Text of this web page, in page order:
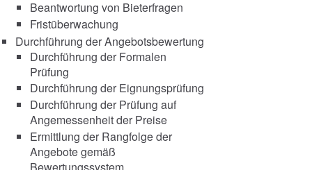
Beantwortung von Bieterfragen
Fristüberwachung
Durchführung der Angebotsbewertung
Durchführung der Formalen
Prüfung
Durchführung der Eignungsprüfung
Durchführung der Prüfung auf
Angemessenheit der Preise
Ermittlung der Rangfolge der
Angebote gemäß
Bewertungssystem